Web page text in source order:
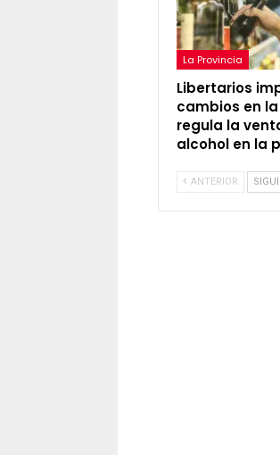
La Provincia
Libertarios
cambios en
regula la
alcohol en la
ANTERIOR